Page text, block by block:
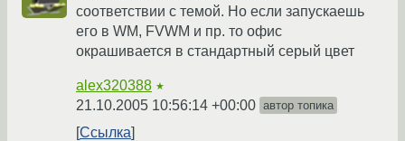
соответствии с темой. Но если запускаешь
его в WM, FVWM и пр. то офис
окрашивается в стандартный серый цвет
alex320388 ★
21.10.2005 10:56:14 +00:00 автор топика
Ссылка